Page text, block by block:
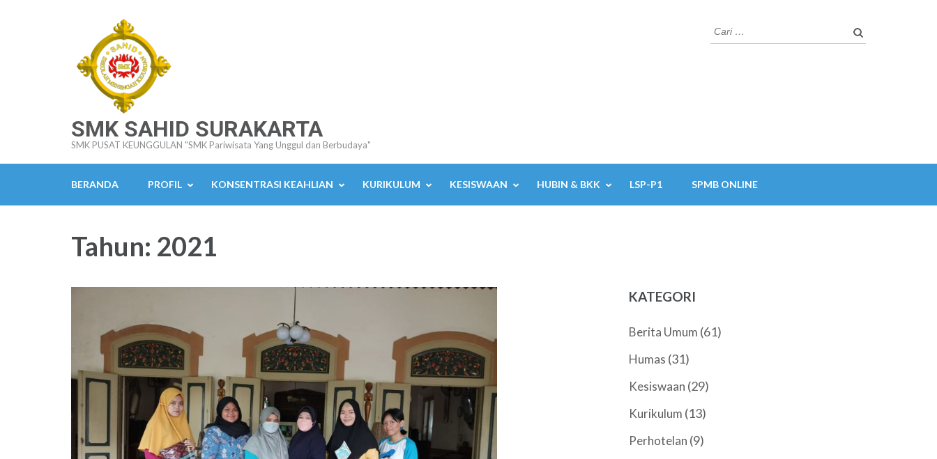
SMK SAHID SURAKARTA
SMK PUSAT KEUNGGULAN "SMK Pariwisata Yang Unggul dan Berbudaya"
Cari
untuk:
BERANDA PROFIL KONSENTRASI KEAHLIAN KURIKULUM KESISWAAN HUBIN & BKK LSP-P1 SPMB ONLINE
Tahun: 2021
KATEGORI
Berita Umum (61)
Humas (31)
Kesiswaan (29)
Kurikulum (13)
Perhotelan (9)